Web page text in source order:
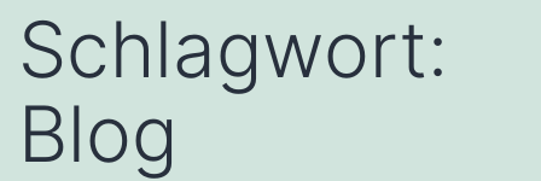
Schlagwort:
Blog